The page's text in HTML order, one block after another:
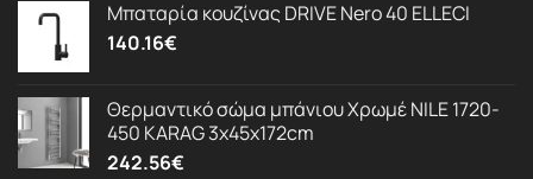
Μπαταρία κουζίνας DRIVE Nero 40 ELLECI
140.16€
Θερμαντικό σώμα μπάνιου Χρωμέ NILE 1720-
450 KARAG 3x45x172cm
242.56€